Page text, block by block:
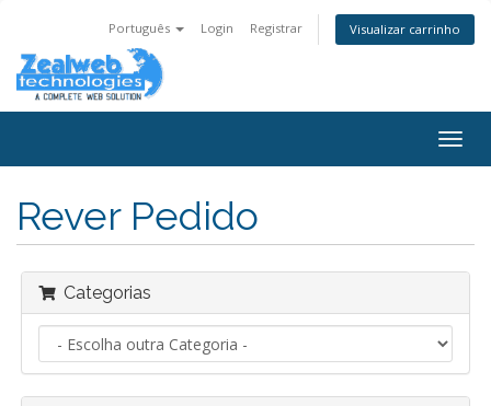
Português Login Registrar Visualizar carrinho
Rever Pedido
Categorias